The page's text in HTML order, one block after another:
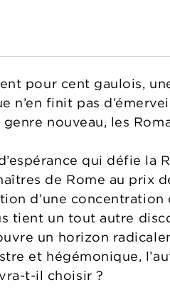
pour cent gaulois,
finit pas
nouveau, les
qui défie la
de Rome au prix
d’une
tient un tout autre
un horizon
et hégémonique,
t-il choisir ?